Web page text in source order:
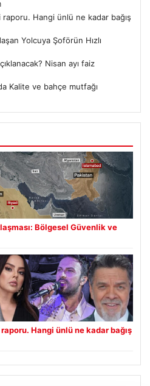
raporu. Hangi ünlü ne kadar bağış
Yolcuya Şoförün Hızlı
Nisan ayı faiz
Kalite ve bahçe mutfağı
Bölgesel Güvenlik ve
Hangi ünlü ne kadar bağış